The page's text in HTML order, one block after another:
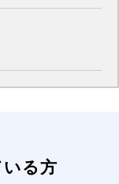
いる方